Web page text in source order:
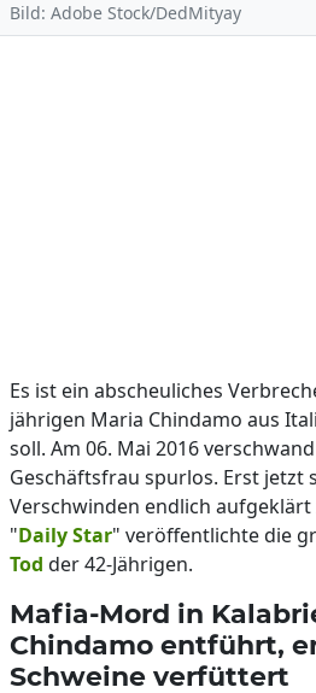
Bild: Adobe Stock/DedMityay
Es ist ein abscheuliches
jährigen Maria Chindamo aus
soll. Am 06. Mai 2016
Geschäftsfrau spurlos. Erst jetzt
Verschwinden endlich
"Daily Star" veröffentlichte die
Tod der 42-Jährigen.
Mafia-Mord in
Chindamo entführt,
Schweine verfüttert